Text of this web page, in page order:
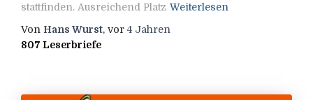
stattfinden. Ausreichend Platz Weiterlesen
Von Hans Wurst, vor4 Jahren
807 Leserbriefe